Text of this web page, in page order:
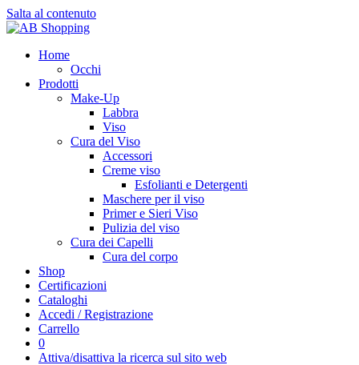
Salta al contenuto
Home
Occhi
Prodotti
Make-Up
Labbra
Viso
Cura del Viso
Accessori
Creme viso
Esfolianti e Detergenti
Maschere per il viso
Primer e Sieri Viso
Pulizia del viso
Cura dei Capelli
Cura del corpo
Shop
Certificazioni
Cataloghi
Accedi / Registrazione
Carrello
0
Attiva/disattiva la ricerca sul sito web